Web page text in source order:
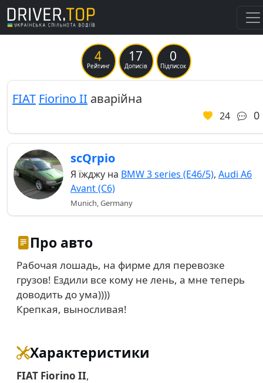
4
Рейтинг
17
Дописів
0
Підписок
FIAT Fiorino II аварійна
24 0
scQrpio
Я їжджу на BMW 3 series (E46/5), Audi A6
Avant (C6)
Munich, Germany
Про авто
Рабочая лошадь, на фирме для перевозке
грузов! Ездили все кому не лень, а мне теперь
доводить до ума))))
Крепкая, выносливая!
Характеристики
FIAT Fiorino II,